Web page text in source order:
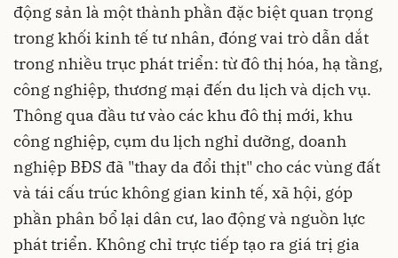
động sản là một thành phần đặc biệt quan trọng
trong khối kinh tế tư nhân, đóng vai trò dẫn dắt
trong nhiều trục phát triển: từ đô thị hóa, hạ tầng,
công nghiệp, thương mại đến du lịch và dịch vụ.
Thông qua đầu tư vào các khu đô thị mới, khu
công nghiệp, cụm du lịch nghỉ dưỡng, doanh
nghiệp BĐS đã "thay da đổi thịt" cho các vùng đất
và tái cấu trúc không gian kinh tế, xã hội, góp
phần phân bổ lại dân cư, lao động và nguồn lực
phát triển. Không chỉ trực tiếp tạo ra giá trị gia